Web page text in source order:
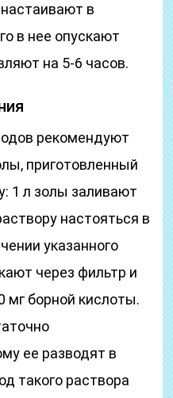
в
в нее опускают
на 5-6 часов.
рекомендуют
приготовленный
1 л золы заливают
настояться в
указанного
через фильтр и
мг борной кислоты.
ее разводят в
такого раствора